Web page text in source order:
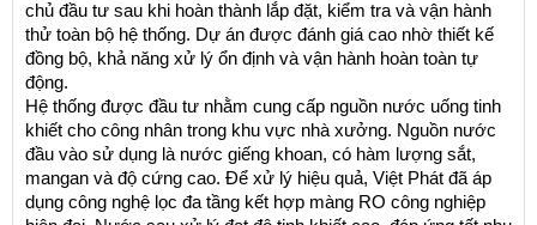
chủ đầu tư sau khi hoàn thành lắp đặt, kiểm tra và vận hành
thử toàn bộ hệ thống. Dự án được đánh giá cao nhờ thiết kế
đồng bộ, khả năng xử lý ổn định và vận hành hoàn toàn tự
động.
Hệ thống được đầu tư nhằm cung cấp nguồn nước uống tinh
khiết cho công nhân trong khu vực nhà xưởng. Nguồn nước
đầu vào sử dụng là nước giếng khoan, có hàm lượng sắt,
mangan và độ cứng cao. Để xử lý hiệu quả, Việt Phát đã áp
dụng công nghệ lọc đa tầng kết hợp màng RO công nghiệp